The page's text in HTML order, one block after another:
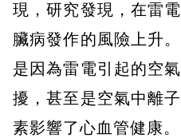
現，研究發現，在雷
臟病發作的風險上升
是因為雷電引起的空
擾，甚至是空氣中離
素影響了心血管健康。